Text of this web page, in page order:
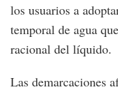
los usuarios a
temporal de agua
racional del líquido.
Las demarcaciones